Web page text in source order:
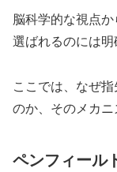
脳科学的な視点
選ばれるのには明
ここでは、なぜ
のか、そのメカニ
ペンフィール